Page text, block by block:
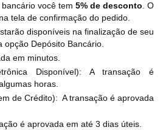
você tem 5% de desconto . O
tela de confirmação do pedido.
disponíveis na finalização de seu
Depósito Bancário.
em minutos.
Disponível): A transação é
horas.
de Crédito): A transação é aprovada
é aprovada em até 3 dias úteis.